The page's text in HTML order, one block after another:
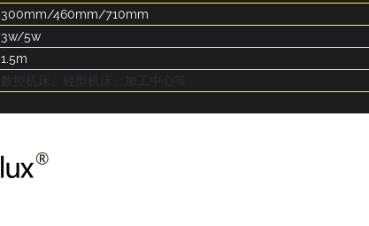
300mm/460mm/710mm
3w/5w
1.5m